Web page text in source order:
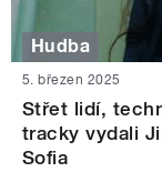
Hudba
5. březen 2025
Střet lidí,
tracky vydali
Sofia